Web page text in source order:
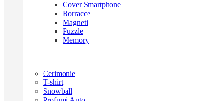
Cover Smartphone
Borracce
Magneti
Puzzle
Memory
Cerimonie
T-shirt
Snowball